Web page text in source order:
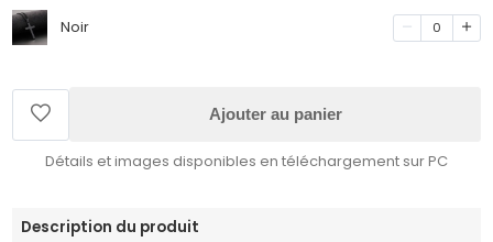
Noir 0
Ajouter au panier
Détails et images disponibles en téléchargement sur PC
Description du produit